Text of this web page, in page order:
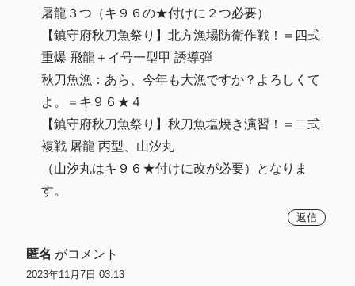
屠龍３つ（キ９６の★付けに２つ必要）
【鎮守府秋刀魚祭り】北方漁場防衛作戦！＝四式
重爆 飛龍＋イ号一型甲 誘導弾
秋刀魚漁：あら、今年も大漁ですか？よろしくて
よ。＝キ９６★４
【鎮守府秋刀魚祭り】秋刀魚塩焼き演習！＝二式
複戦 屠龍 丙型、山汐丸
（山汐丸はキ９６★付けに改が必要）となりま
す。
返信
匿名 がコメント
2023年11月7日 03:13